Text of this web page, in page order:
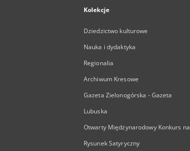
Kolekcje
Dziedzictwo kulturowe
Nauka i dydaktyka
Regionalia
Archiwum Kresowe
Gazeta Zielonogórska - Gazeta
Lubuska
Otwarty Międzynarodowy Konkurs na
Rysunek Satyryczny